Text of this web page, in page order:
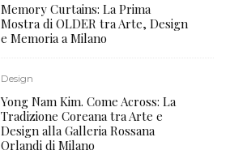
Memory Curtains: La Prima
Mostra di OLDER tra Arte, Design
e Memoria a Milano
Design
Yong Nam Kim. Come Across: La
Tradizione Coreana tra Arte e
Design alla Galleria Rossana
Orlandi di Milano